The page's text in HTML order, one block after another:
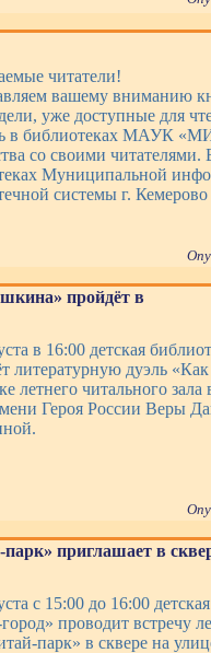
читатели!
вашему вниманию
уже доступные для
в библиотеках МАУК
со своими читателями.
Муниципальной
системы г. Кемерово
пройдёт в
в 16:00 детская
литературную дуэль
летнего читального
Героя России Веры
приглашает в
с 15:00 до 16:00
проводит встречу
парк» в сквере на